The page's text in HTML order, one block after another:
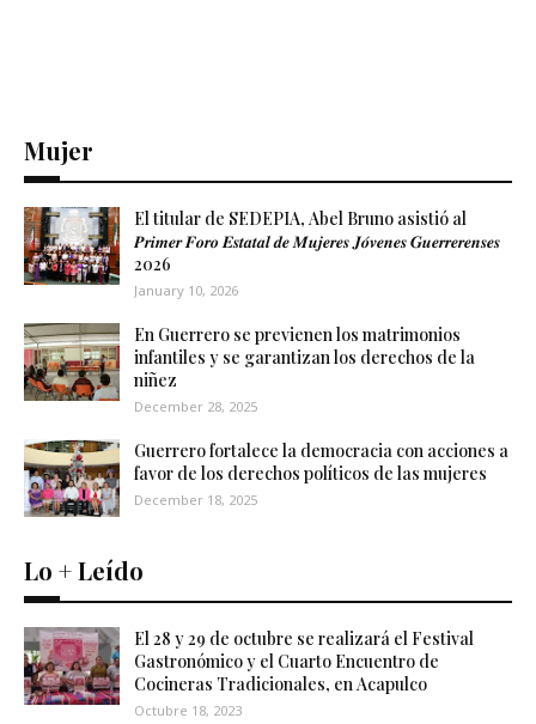
Mujer
El titular de SEDEPIA, Abel Bruno asistió al
𝑷𝒓𝒊𝒎𝒆𝒓 𝑭𝒐𝒓𝒐 𝑬𝒔𝒕𝒂𝒕𝒂𝒍 𝒅𝒆 𝑴𝒖𝒋𝒆𝒓𝒆𝒔 𝑱𝒐́𝒗𝒆𝒏𝒆𝒔 𝑮𝒖𝒆𝒓𝒓𝒆𝒓𝒆𝒏𝒔𝒆𝒔
2026
January 10, 2026
En Guerrero se previenen los matrimonios
infantiles y se garantizan los derechos de la
niñez
December 28, 2025
Guerrero fortalece la democracia con acciones a
favor de los derechos políticos de las mujeres
December 18, 2025
Lo + Leído
El 28 y 29 de octubre se realizará el Festival
Gastronómico y el Cuarto Encuentro de
Cocineras Tradicionales, en Acapulco
Octubre 18, 2023